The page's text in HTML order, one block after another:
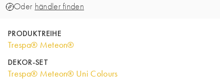
Oder händler finden
PRODUKTREIHE
Trespa® Meteon®
DEKOR-SET
Trespa® Meteon® Uni Colours